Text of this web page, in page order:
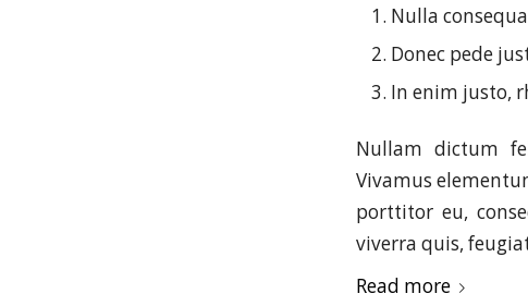
Nulla
Donec pede
In enim justo,
Nullam dictum
Vivamus
porttitor eu,
viverra quis,
Read more